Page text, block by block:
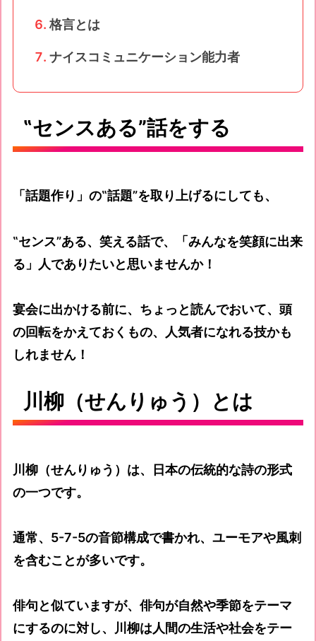
格言とは
ナイスコミュニケーション能力者
‟センスある”話をする
「話題作り」の‟話題”を取り上げるにしても、
‟センス”ある、笑える話で、「みんなを笑顔に出来
る」人でありたいと思いませんか！
宴会に出かける前に、ちょっと読んでおいて、頭
の回転をかえておくもの、人気者になれる技かも
しれません！
川柳（せんりゅう）とは
川柳（せんりゅう）は、日本の伝統的な詩の形式
の一つです。
通常、5-7-5の音節構成で書かれ、ユーモアや風刺
を含むことが多いです。
俳句と似ていますが、俳句が自然や季節をテーマ
にするのに対し、川柳は人間の生活や社会をテー